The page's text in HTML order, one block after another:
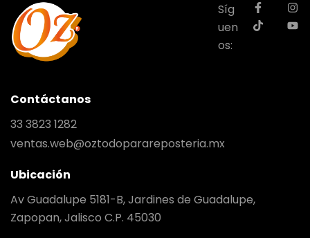
Síg
uen
os:
Contáctanos
33 3823 1282
ventas.web@oztodoparareposteria.mx
Ubicación
Av Guadalupe 5181-B, Jardines de Guadalupe,
Zapopan, Jalisco C.P. 45030